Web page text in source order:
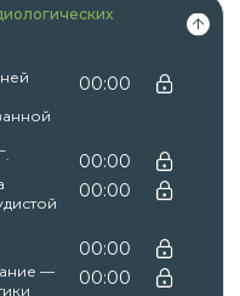
00:00
00:00
00:00
00:00
—
00:00